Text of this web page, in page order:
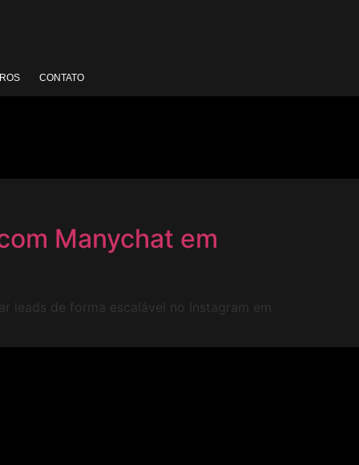
CONTATO
Manychat em
leads de forma escalável no Instagram em